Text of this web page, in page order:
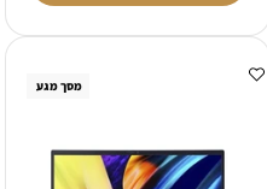
מסך מגע